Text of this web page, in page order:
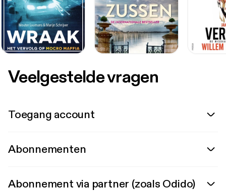
Veelgestelde vragen
Toegang account
Abonnementen
Abonnement via partner (zoals Odido)